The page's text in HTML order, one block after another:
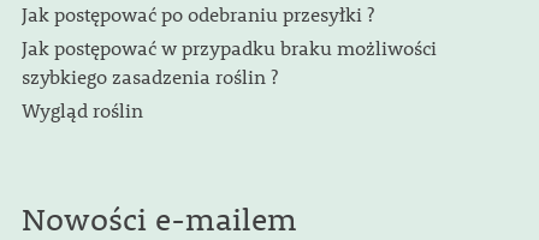
Jak postępować po odebraniu przesyłki ?
Jak postępować w przypadku braku możliwości
szybkiego zasadzenia roślin ?
Wygląd roślin
Nowości e-mailem